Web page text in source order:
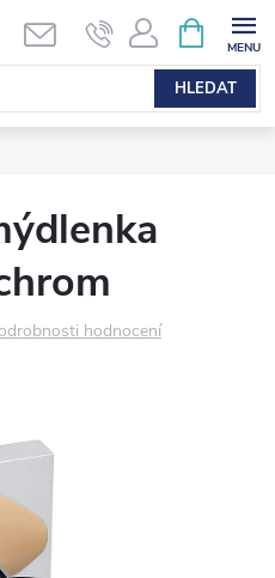
HLEDAT
NÁKUPNÍ
KOŠÍK
hodnocení